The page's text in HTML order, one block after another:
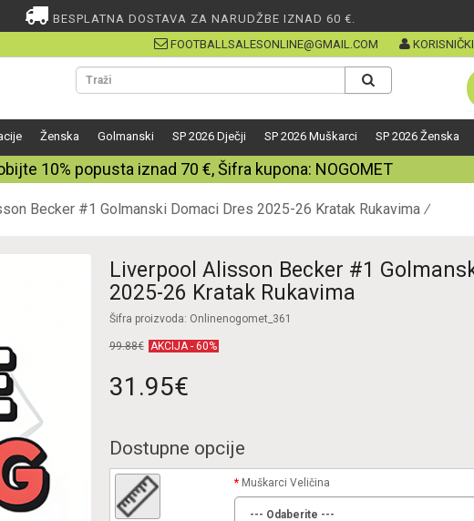
BESPLATNA DOSTAVA ZA NARUDŽBE IZNAD 60 €.
FOOTBALLSALESONLINE@GMAIL.COM
Ženska Golmanski SP 2026 Dječji SP 2026 Muškarci SP 2026 Ženska
10% popusta iznad 70 €, Šifra kupona: NOGOMET
Becker #1 Golmanski Domaci Dres 2025-26 Kratak Rukavima
Liverpool Alisson Becker #1
2025-26 Kratak Rukavima
Šifra proizvoda: Onlinenogomet_361
99.88€ AKCIJA - 60%
31.95€
Dostupne opcije
Muškarci Veličina